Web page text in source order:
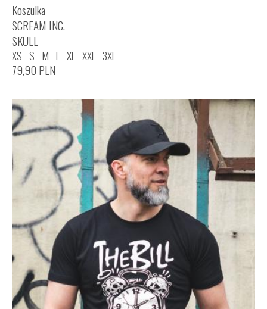
Koszulka
SCREAM INC.
SKULL
XS S M L XL XXL 3XL
79,90 PLN